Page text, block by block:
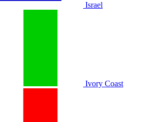
Israel
Ivory Coast